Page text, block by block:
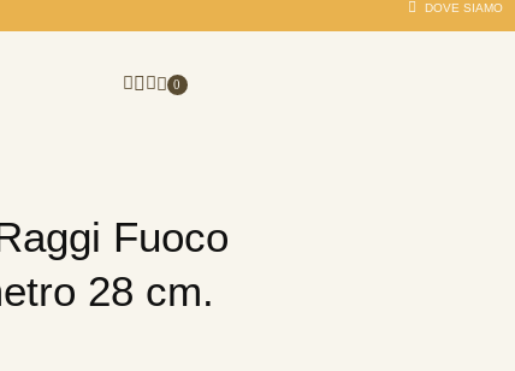
DOVE SIAMO
0
Fuoco
28 cm.